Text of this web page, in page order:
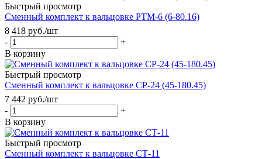
Быстрый просмотр
Сменный комплект к вальцовке РТМ-6 (6-80.16)
8 418 руб./шт
-
+
В корзину
Быстрый просмотр
Сменный комплект к вальцовке СР-24 (45-180.45)
7 442 руб./шт
-
+
В корзину
Быстрый просмотр
Сменный комплект к вальцовке СТ-11